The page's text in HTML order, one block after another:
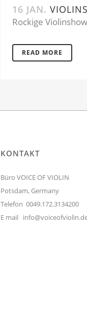
16 JAN.
Rockige
READ MORE
KONTAKT
Büro VOICE OF VIOLIN
Potsdam, Germany
Telefon 0049.172.3134200
E mail